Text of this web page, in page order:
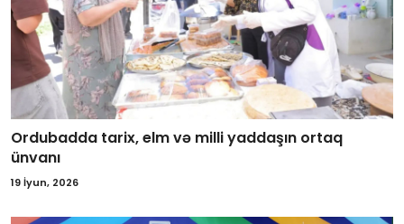
Ordubadda tarix, elm və milli yaddaşın ortaq
ünvanı
19 İyun, 2026